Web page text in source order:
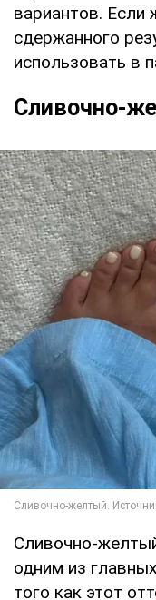
вариантов. Если
сдержанного
использовать в
Сливочно-
Сливочно-
одним из
того как этот